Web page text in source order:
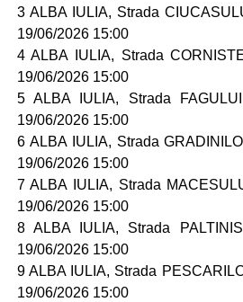
3 ALBA IULIA, Strada
19/06/2026 15:00
4 ALBA IULIA, Strada
19/06/2026 15:00
5 ALBA IULIA, Strada
19/06/2026 15:00
6 ALBA IULIA, Strada
19/06/2026 15:00
7 ALBA IULIA, Strada
19/06/2026 15:00
8 ALBA IULIA, Strada
19/06/2026 15:00
9 ALBA IULIA, Strada
19/06/2026 15:00